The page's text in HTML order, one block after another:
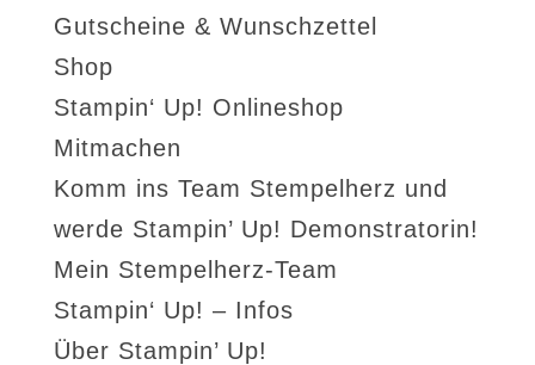
Gutscheine & Wunschzettel
Shop
Stampin‘ Up! Onlineshop
Mitmachen
Komm ins Team Stempelherz und
werde Stampin’ Up! Demonstratorin!
Mein Stempelherz-Team
Stampin‘ Up! – Infos
Über Stampin’ Up!